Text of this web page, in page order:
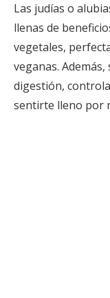
Las judías o
llenas de
vegetales,
veganas.
digestión,
sentirte lleno por